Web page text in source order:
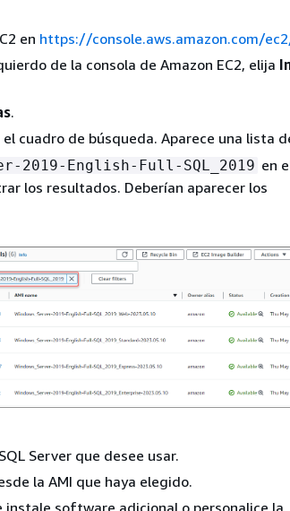
en https://console.aws.amazon.com/
de la consola de Amazon EC2, elija
.
el cuadro de búsqueda. Aparece una lista
2019-English-Full-SQL_2019 en
los resultados. Deberían aparecer los
Server que desee usar.
la AMI que haya elegido.
instale software adicional o personalice la